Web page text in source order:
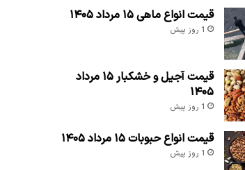
قیمت انواع ماهی ۱۵ مرداد ۱۴۰۵
1 روز پیش
قیمت آجیل و خشکبار ۱۵ مرداد
۱۴۰۵
1 روز پیش
قیمت انواع حبوبات ۱۵ مرداد ۱۴۰۵
1 روز پیش